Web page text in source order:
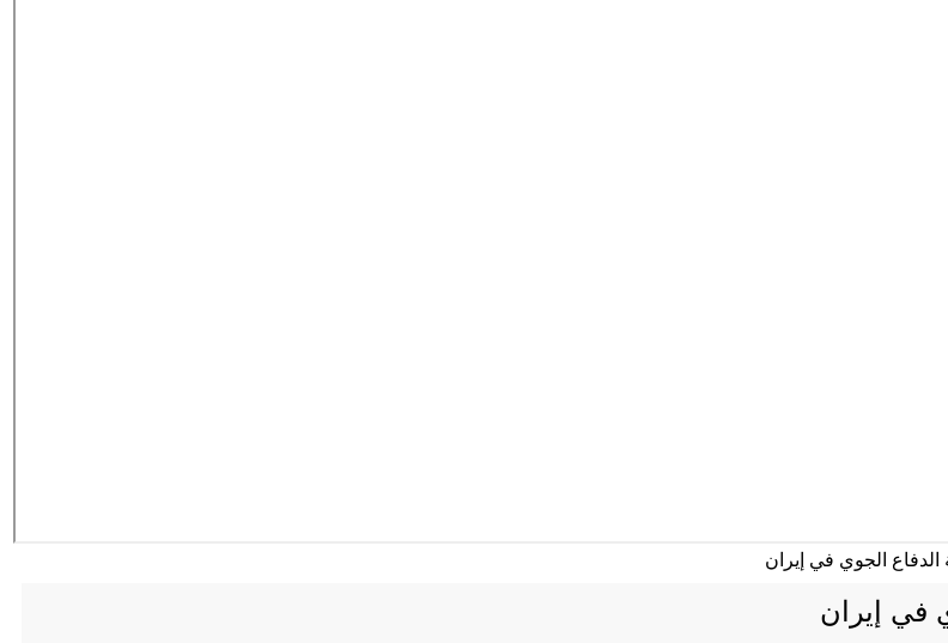
في إيران